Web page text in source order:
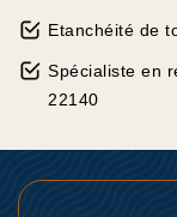
Etanchéité de
Spécialiste en
22140